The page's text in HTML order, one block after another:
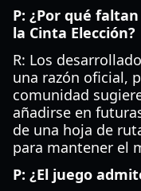
P: ¿Por qué
la Cinta Elección?
R: Los
una razón oficial,
comunidad
añadirse en
de una hoja de
para mantener el
P: ¿El juego